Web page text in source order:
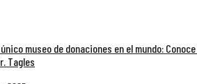
museo de donaciones en el mundo:
Tagles